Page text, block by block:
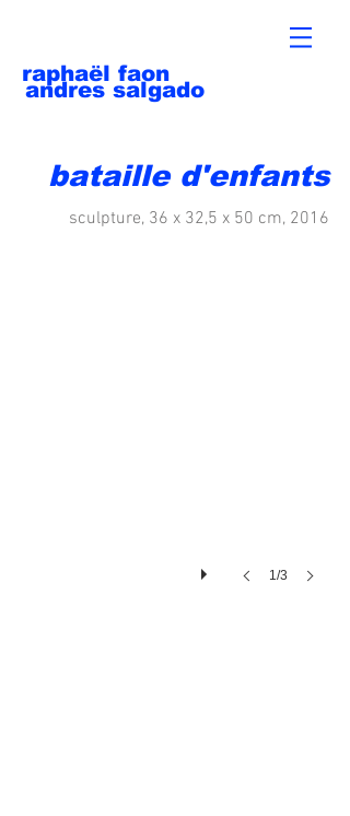
raphaël faon
bataille d'enfants
sculpture, 36 x 32,5 x 50 cm, 2016
salgado
1/3